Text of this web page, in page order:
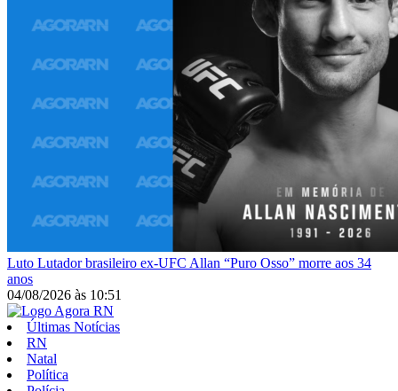
Luto Lutador brasileiro ex-UFC Allan “Puro Osso” morre aos 34
anos
04/08/2026 às 10:51
Últimas Notícias
RN
Natal
Política